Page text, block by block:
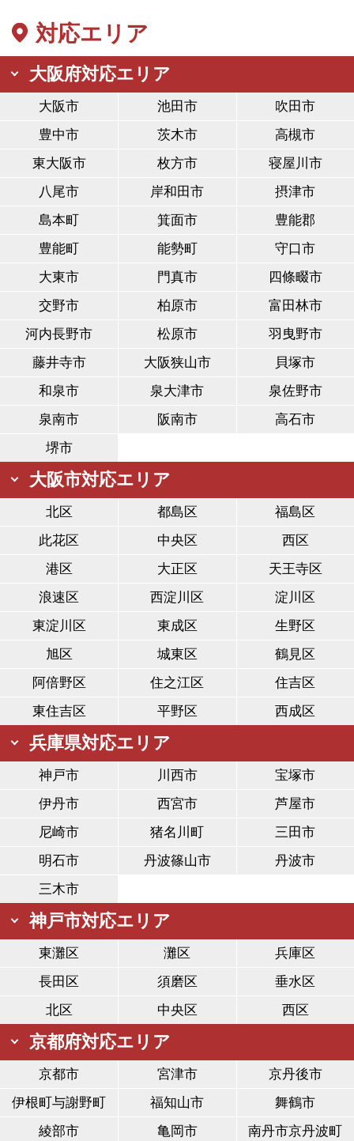
対応エリア
大阪府対応エリア
大阪市 池田市
吹田市
豊中市
茨木市
高槻市
東大阪市
枚方市
寝屋川市
八尾市
岸和田市
摂津市
島本町
箕面市
豊能郡
豊能町
能勢町
守口市
大東市
門真市
四條畷市
交野市
柏原市
富田林市
河内長野市
松原市
羽曳野市
藤井寺市
大阪狭山市
貝塚市
和泉市
泉大津市
泉佐野市
泉南市
阪南市
高石市
堺市
大阪市対応エリア
北区 都島区
福島区
此花区
中央区
西区
港区
大正区
天王寺区
浪速区
西淀川区
淀川区
東淀川区
東成区
生野区
旭区
城東区
鶴見区
阿倍野区
住之江区
住吉区
東住吉区
平野区 西成区
兵庫県対応エリア
神戸市 川西市
宝塚市
伊丹市
西宮市
芦屋市
尼崎市
猪名川町
三田市
明石市
丹波篠山市
丹波市
三木市
神戸市対応エリア
東灘区 灘区
兵庫区
長田区
須磨区
垂水区
北区
中央区 西区
京都府対応エリア
京都市 宮津市
京丹後市
伊根町与謝野町
福知山市
舞鶴市
綾部市
亀岡市 南丹市京丹波町